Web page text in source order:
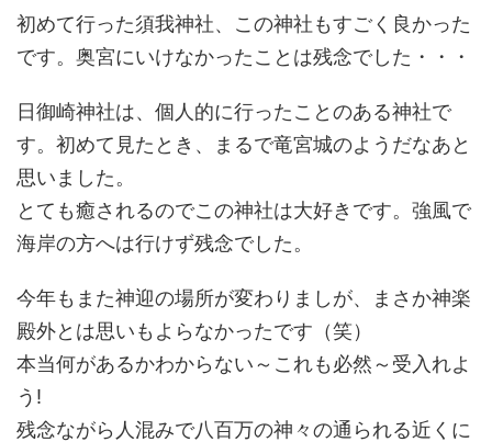
初めて行った須我神社、この神社もすごく良かった
です。奥宮にいけなかったことは残念でした・・・
日御崎神社は、個人的に行ったことのある神社で
す。初めて見たとき、まるで竜宮城のようだなあと
思いました。
とても癒されるのでこの神社は大好きです。強風で
海岸の方へは行けず残念でした。
今年もまた神迎の場所が変わりましが、まさか神楽
殿外とは思いもよらなかったです（笑）
本当何があるかわからない～これも必然～受入れよ
う!
残念ながら人混みで八百万の神々の通られる近くに